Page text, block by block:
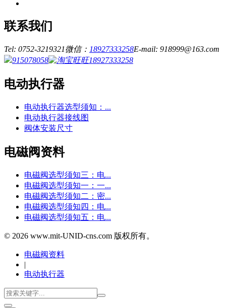
联系我们
Tel: 0752-3219321微信： 18927333258E-mail: 918999@163.com
915078058
18927333258
电动执行器
电动执行器选型须知：...
电动执行器接线图
阀体安装尺寸
电磁阀资料
电磁阀选型须知三：电...
电磁阀选型须知一：一...
电磁阀选型须知二：密...
电磁阀选型须知四：电...
电磁阀选型须知五：电...
© 2026 www.mit-UNID-cns.com 版权所有。
电磁阀资料
|
电动执行器